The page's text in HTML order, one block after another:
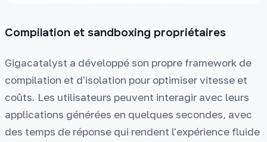
Compilation et sandboxing propriétaires
Gigacatalyst a développé son propre framework de
compilation et d'isolation pour optimiser vitesse et
coûts. Les utilisateurs peuvent interagir avec leurs
applications générées en quelques secondes, avec
des temps de réponse qui rendent l'expérience fluide